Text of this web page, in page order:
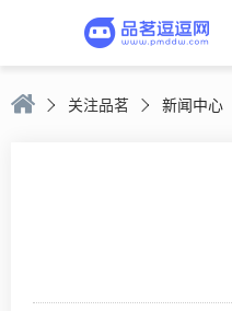
关注品茗 新闻中心